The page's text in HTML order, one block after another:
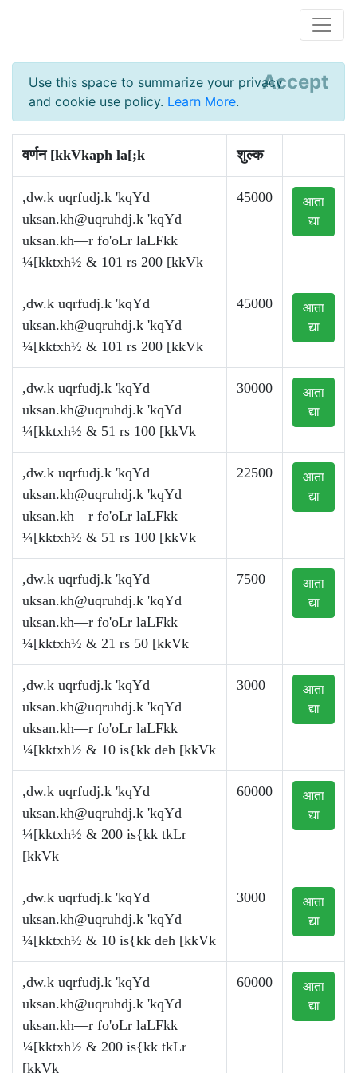
Use this space to summarize your privacy
and cookie use policy. Learn More.
Accept
वर्णन [kkVkaph la[;k शुल्क
,dw.k uqrfudj.k 'kqYd
uksan.kh@uqruhdj.k 'kqYd
uksan.kh—r fo'oLr laLFkk
¼[kktxh½ & 101 rs 200 [kkVk
45000
आता
द्या
,dw.k uqrfudj.k 'kqYd
uksan.kh@uqruhdj.k 'kqYd
¼[kktxh½ & 101 rs 200 [kkVk
45000
आता
द्या
,dw.k uqrfudj.k 'kqYd
uksan.kh@uqruhdj.k 'kqYd
¼[kktxh½ & 51 rs 100 [kkVk
30000
आता
द्या
,dw.k uqrfudj.k 'kqYd
uksan.kh@uqruhdj.k 'kqYd
uksan.kh—r fo'oLr laLFkk
¼[kktxh½ & 51 rs 100 [kkVk
22500
आता
द्या
,dw.k uqrfudj.k 'kqYd
uksan.kh@uqruhdj.k 'kqYd
uksan.kh—r fo'oLr laLFkk
¼[kktxh½ & 21 rs 50 [kkVk
7500
आता
द्या
,dw.k uqrfudj.k 'kqYd
uksan.kh@uqruhdj.k 'kqYd
uksan.kh—r fo'oLr laLFkk
¼[kktxh½ & 10 is{kk deh [kkVk
3000
आता
द्या
,dw.k uqrfudj.k 'kqYd
uksan.kh@uqruhdj.k 'kqYd
¼[kktxh½ & 200 is{kk tkLr
[kkVk
60000
आता
द्या
,dw.k uqrfudj.k 'kqYd
uksan.kh@uqruhdj.k 'kqYd
¼[kktxh½ & 10 is{kk deh [kkVk
3000
आता
द्या
,dw.k uqrfudj.k 'kqYd
uksan.kh@uqruhdj.k 'kqYd
uksan.kh—r fo'oLr laLFkk
¼[kktxh½ & 200 is{kk tkLr
[kkVk
60000
आता
द्या